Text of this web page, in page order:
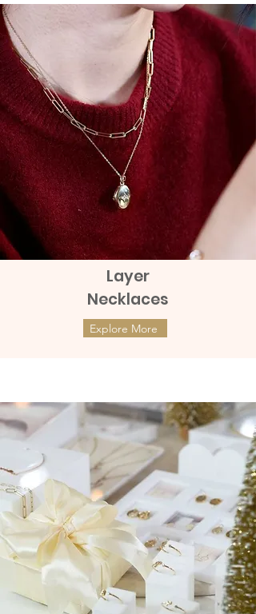
ส่งกับ Grab Express - คิดเงินเพิ่ม 100 ถึง
150 บาท
Full Refund Policy for International
Orders. Given that the product tag
remains with the products
ราคา
THB 8,990.00 ราค
Layer
Necklaces
Explore More